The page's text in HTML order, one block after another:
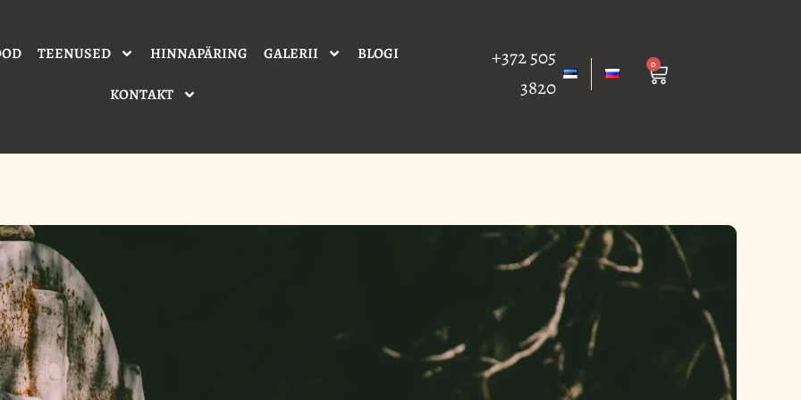
TEENUSED HINNAPÄRING GALERII BLOGI
KONTAKT
+372 505
3820
0
Cart